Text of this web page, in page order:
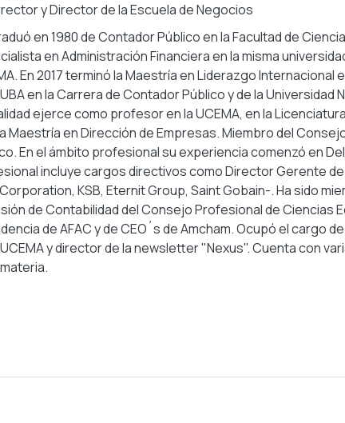
y Director de la Escuela de Negocios
en 1980 de Contador Público en la Facultad de
en Administración Financiera en la misma
En 2017 terminó la Maestría en Liderazgo
en la Carrera de Contador Público y de la
ejerce como profesor en la UCEMA, en la
Maestría en Dirección de Empresas. Miembro del
En el ámbito profesional su experiencia comenzó en
incluye cargos directivos como Director Gerente
KSB, Eternit Group, Saint Gobain-. Ha sido
de Contabilidad del Consejo Profesional de Ciencias
de AFAC y de CEO´s de Amcham. Ocupó el
y director de la newsletter "Nexus". Cuenta con